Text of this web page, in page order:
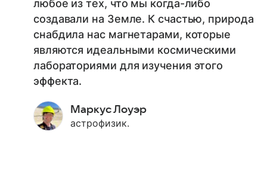
любое из тех, что мы когда-либо
создавали на Земле. К счастью, природа
снабдила нас магнетарами, которые
являются идеальными космическими
лабораториями для изучения этого
эффекта.
Маркус Лоуэр
астрофизик.